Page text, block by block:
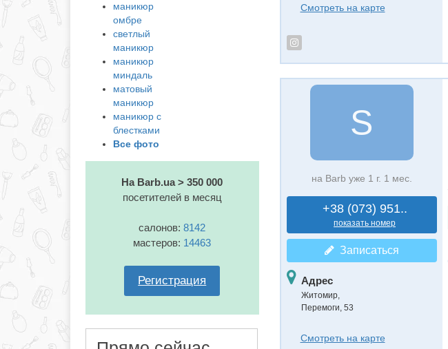
маникюр
омбре
светлый
маникюр
маникюр
миндаль
матовый
маникюр
маникюр с
блестками
Все фото
На Barb.ua > 350 000
посетителей в месяц
салонов:8142
мастеров: 14463
Регистрация
Смотреть на карте
S
на Barb уже 1 г. 1 мес.
+38 (073) 951..
показать номер
Записаться
Адрес
Житомир,
Перемоги, 53
Смотреть на карте